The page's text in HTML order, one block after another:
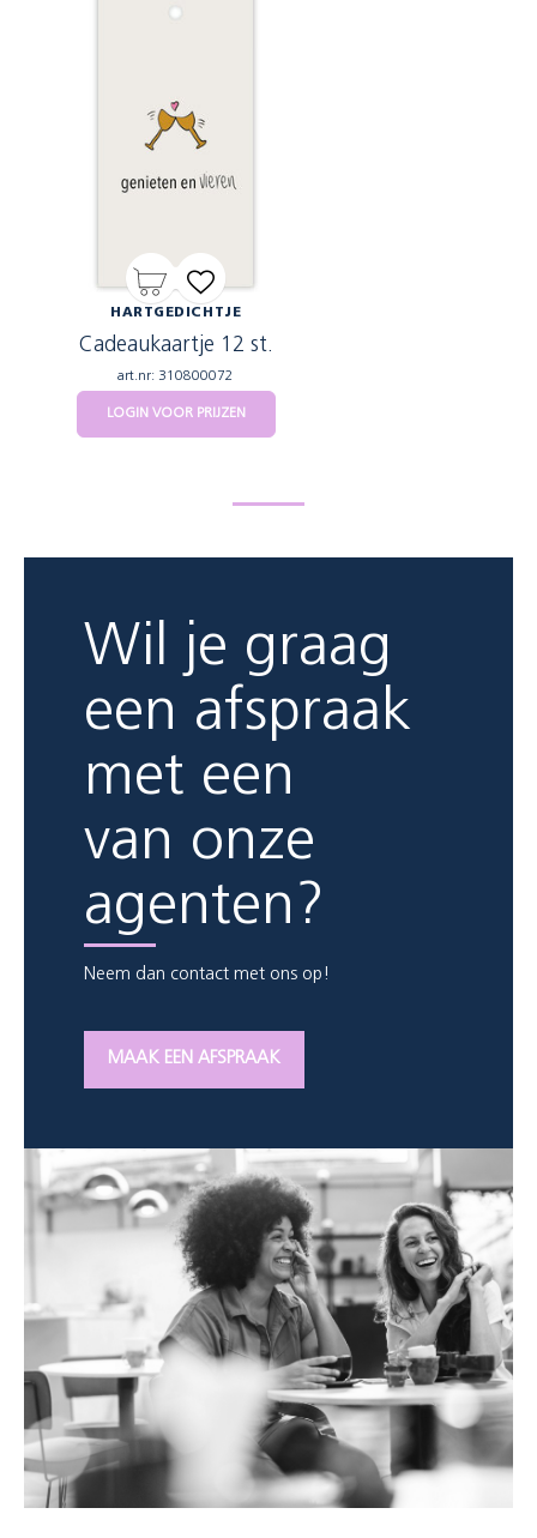
HARTGEDICHTJE
Cadeaukaartje 12 st.
art.nr: 310800072
LOGIN VOOR PRIJZEN
Wil je graag
een afspraak
met een
van onze
agenten?
Neem dan contact met ons op!
MAAK EEN AFSPRAAK